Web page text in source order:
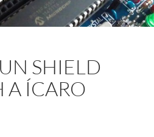
SHIELD
A ÍCARO